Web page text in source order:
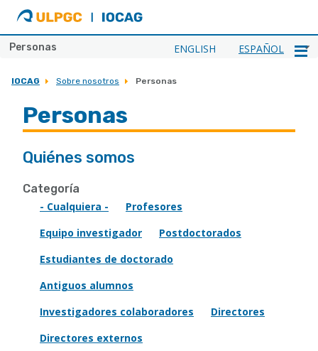
ULPGC
Ir
al
IOCAG
ENGLISH ESPAÑOL
Personas
IOCAG Sobre nosotros Personas
Personas
Quiénes somos
Categoría
- Cualquiera -
Profesores
Equipo investigador
Postdoctorados
Estudiantes de doctorado
Antiguos alumnos
Investigadores colaboradores
Directores
Directores externos